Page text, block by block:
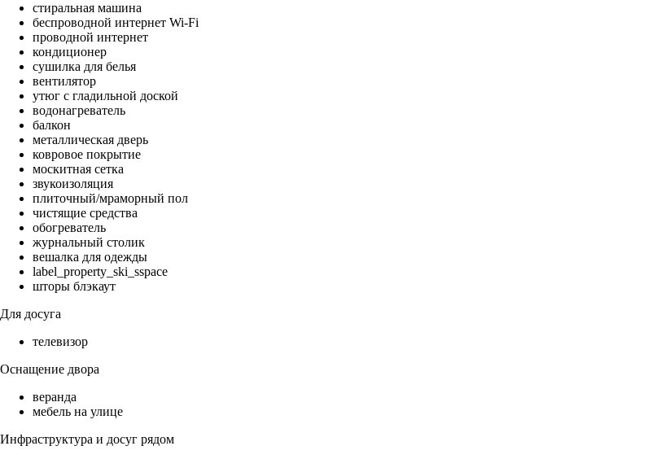
стиральная машина
беспроводной интернет Wi-Fi
проводной интернет
кондиционер
сушилка для белья
вентилятор
утюг с гладильной доской
водонагреватель
балкон
металлическая дверь
ковровое покрытие
москитная сетка
звукоизоляция
плиточный/мраморный пол
чистящие средства
обогреватель
журнальный столик
вешалка для одежды
label_property_ski_sspace
шторы блэкаут
Для досуга
телевизор
Оснащение двора
веранда
мебель на улице
Инфраструктура и досуг рядом